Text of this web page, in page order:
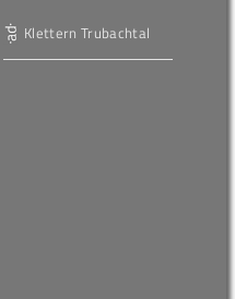
Klettern Trubachtal